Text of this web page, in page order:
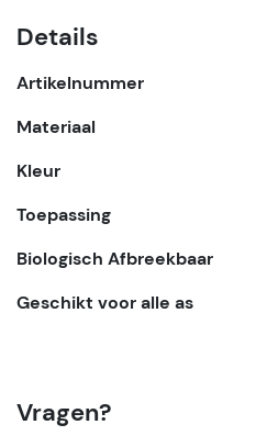
Details
Artikelnummer
Materiaal
Kleur
Toepassing
Biologisch Afbreekbaar
Geschikt voor alle as
Vragen?